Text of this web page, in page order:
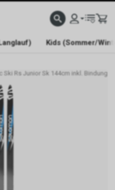
BIKE ACADEMY
Kids (Sommer/
Ski Rs Junior Sk 144cm inkl. Bindung